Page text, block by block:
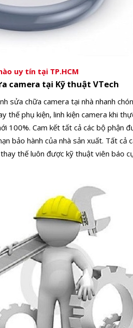
uy tín tại TP.HCM
camera tại Kỹ thuật VTech
sửa chữa camera tại nhà nhanh
thế phụ kiện, linh kiện camera khi
100%. Cam kết tất cả các bộ phận
bảo hành của nhà sản xuất. Tất cả
thế luôn được kỹ thuật viên báo